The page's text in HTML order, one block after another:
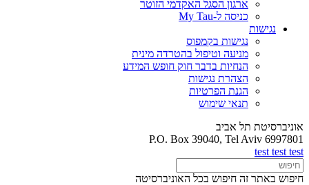
ארגון הסגל האקדמי הזוטר
כניסה ל-My Tau
נגישות
נגישות בקמפוס
מניעה וטיפול בהטרדה מינית
הנחיות בדבר חוק חופש המידע
הצהרת נגישות
הגנת הפרטיות
תנאי שימוש
אוניברסיטת תל אביב
P.O. Box 39040, Tel Aviv 6997801
test test test
חיפוש באתר זה חיפוש בכל האוניברסיטה